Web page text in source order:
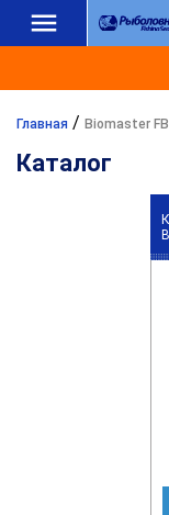
Главная / Biomaster
Каталог